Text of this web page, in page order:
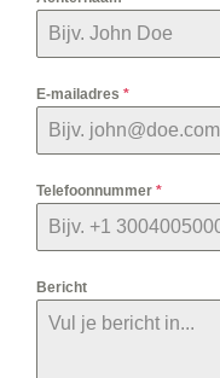
E-mailadres *
Telefoonnummer *
Bericht